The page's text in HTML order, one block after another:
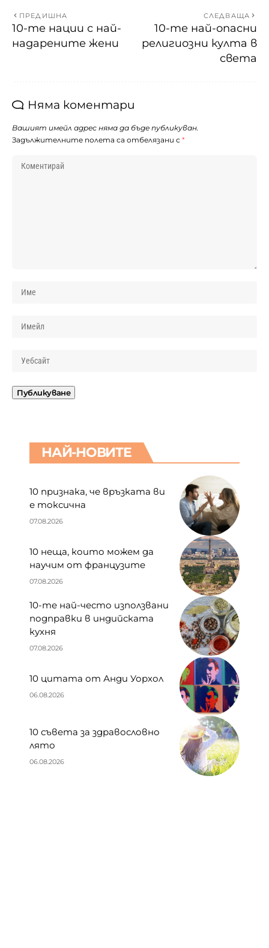
ПРЕДИШНА
10-те нации с най-
надарените жени
СЛЕДВАЩА
10-те най-опасни
религиозни култа в
света
Няма коментари
Вашият имейл адрес няма да бъде публикуван.
Задължителните полета са отбелязани с *
НАЙ-НОВИТЕ
10 признака, че връзката ви
е токсична
07.08.2026
10 неща, които можем да
научим от французите
07.08.2026
10-те най-често използвани
подправки в индийската
кухня
07.08.2026
10 цитата от Анди Уорхол
06.08.2026
10 съвета за здравословно
лято
06.08.2026